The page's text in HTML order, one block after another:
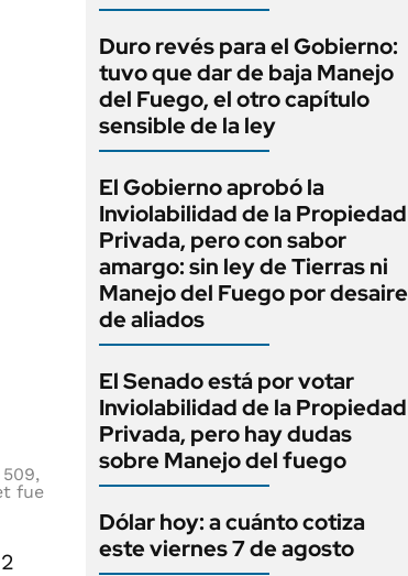
fue
Duro revés para el Gobierno:
tuvo que dar de baja Manejo
del Fuego, el otro capítulo
sensible de la ley
El Gobierno aprobó la
Inviolabilidad de la Propiedad
Privada, pero con sabor
amargo: sin ley de Tierras ni
Manejo del Fuego por desaire
de aliados
El Senado está por votar
Inviolabilidad de la Propiedad
Privada, pero hay dudas
sobre Manejo del fuego
Dólar hoy: a cuánto cotiza
este viernes 7 de agosto